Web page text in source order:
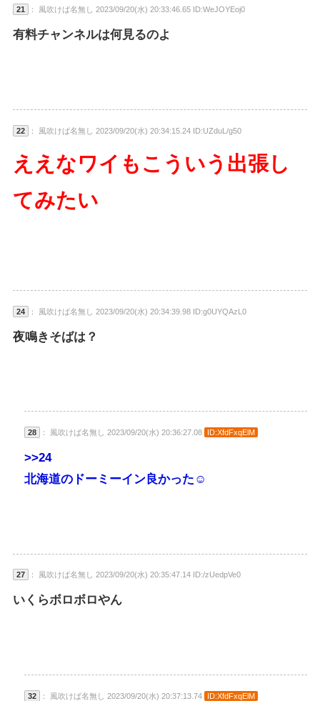
21 ： 風吹けば名無し 2023/09/20(水) 20:33:46.65 ID:WeJOYEoj0
有料チャンネルは何見るのよ
22 ： 風吹けば名無し 2023/09/20(水) 20:34:15.24 ID:UZduL/g50
ええなワイもこういう出張し
てみたい
24 ： 風吹けば名無し 2023/09/20(水) 20:34:39.98 ID:g0UYQAzL0
夜鳴きそばは？
28 ： 風吹けば名無し 2023/09/20(水) 20:36:27.08 ID:XfdFxqElM
>>24
北海道のドーミーイン良かった☺
27 ： 風吹けば名無し 2023/09/20(水) 20:35:47.14 ID:/zUedpVe0
いくらボロボロやん
32 ： 風吹けば名無し 2023/09/20(水) 20:37:13.74 ID:XfdFxqElM